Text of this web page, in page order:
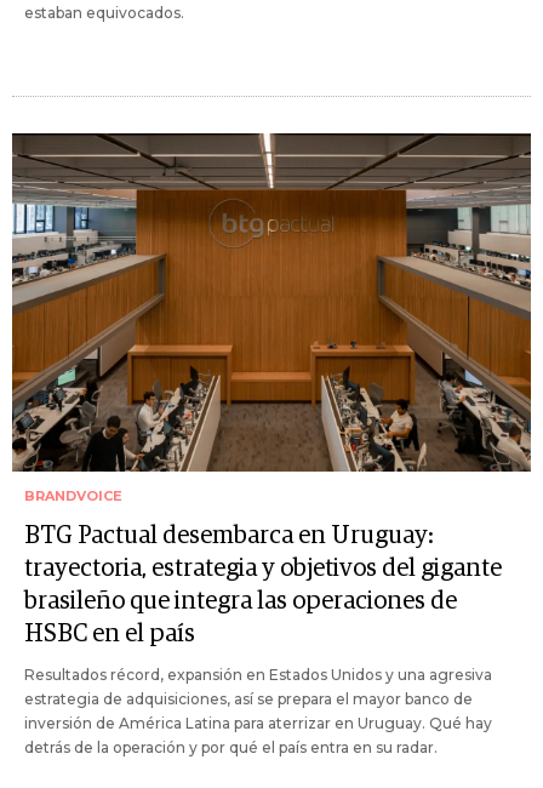
estaban equivocados.
BRANDVOICE
BTG Pactual desembarca en Uruguay:
trayectoria, estrategia y objetivos del gigante
brasileño que integra las operaciones de
HSBC en el país
Resultados récord, expansión en Estados Unidos y una agresiva
estrategia de adquisiciones, así se prepara el mayor banco de
inversión de América Latina para aterrizar en Uruguay. Qué hay
detrás de la operación y por qué el país entra en su radar.